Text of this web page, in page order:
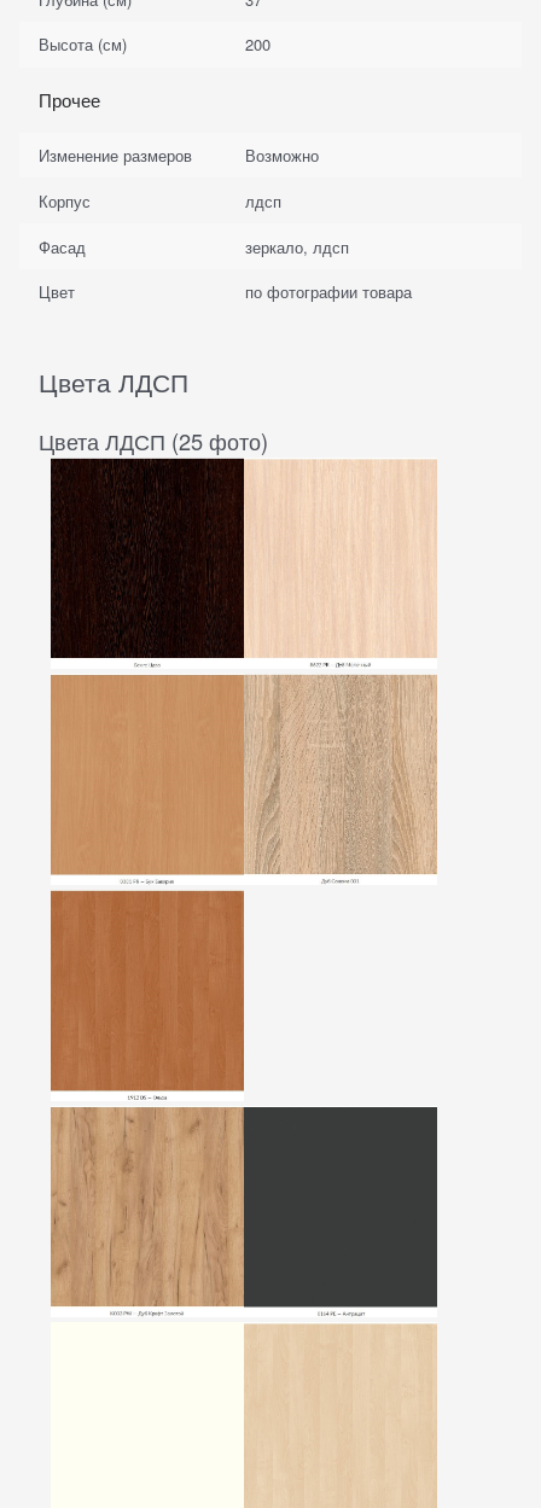
Высота (см)
200
Прочее
Изменение размеров
Возможно
Корпус
лдсп
Фасад
зеркало, лдсп
Цвет
по фотографии товара
Цвета ЛДСП
Цвета ЛДСП (25 фото)